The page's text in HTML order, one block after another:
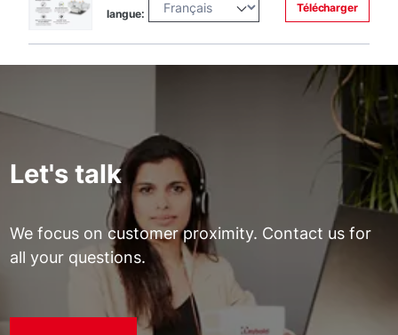
langue: Télécharger
Let's talk
We focus on customer proximity. Contact us for
all your questions.